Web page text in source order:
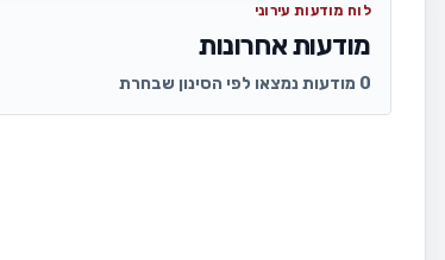
לוח מודעות עירוני
מודעות אחרונות
0 מודעות נמצאו לפי הסינון שבחרת